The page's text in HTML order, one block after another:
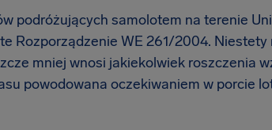
podróżujących samolotem na terenie
Rozporządzenie WE 261/2004.
mniej wnosi jakiekolwiek roszczenia
powodowana oczekiwaniem w porcie